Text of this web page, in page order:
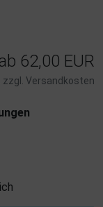
ab 62,00 EUR
Versandkosten